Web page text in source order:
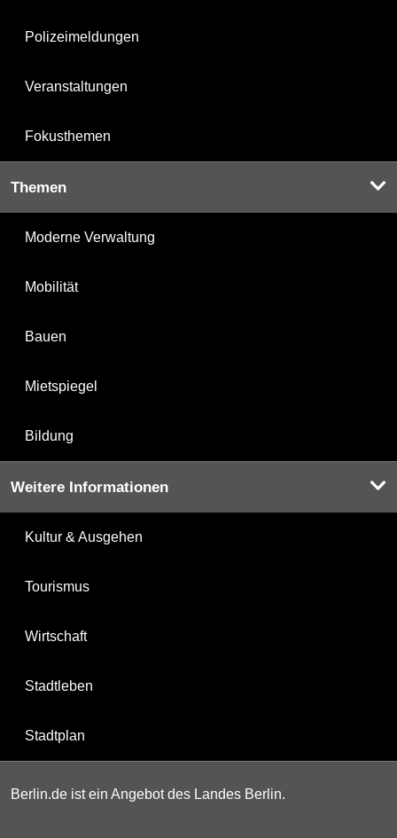
Polizeimeldungen
Veranstaltungen
Fokusthemen
Themen
Moderne Verwaltung
Mobilität
Bauen
Mietspiegel
Bildung
Weitere Informationen
Kultur & Ausgehen
Tourismus
Wirtschaft
Stadtleben
Stadtplan
Berlin.de ist ein Angebot des Landes Berlin.